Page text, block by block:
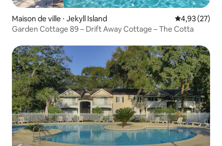
Maison de ville ⋅ Jekyll Island Évaluation
4,93 (27)
Garden Cottage 89 – Drift Away Cottage – The Cotta